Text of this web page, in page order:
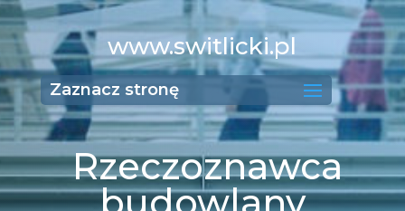
www.switlicki.pl
Zaznacz stronę
Rzeczoznawca